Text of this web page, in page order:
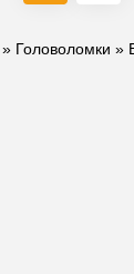
» Головоломки »